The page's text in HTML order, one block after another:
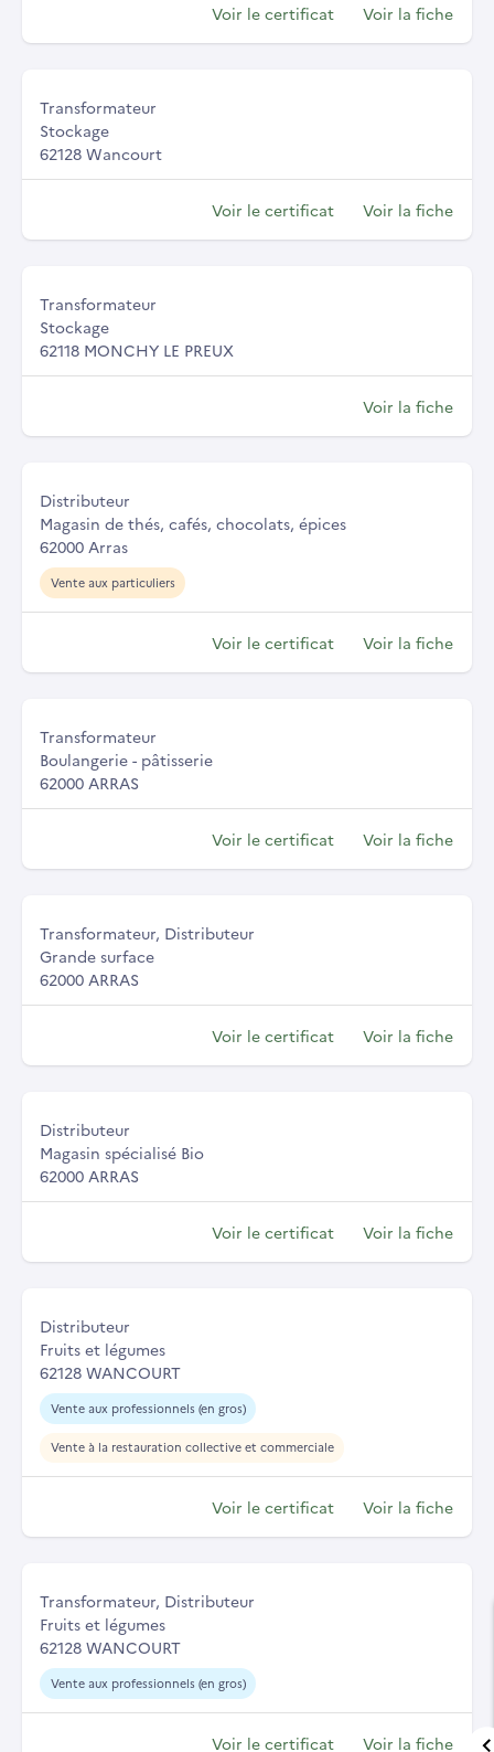
Voir le certificat Voir la fiche
Transformateur
Stockage
62128 Wancourt
Voir le certificat Voir la fiche
Transformateur
Stockage
62118 MONCHY LE PREUX
Voir la fiche
Distributeur
Magasin de thés, cafés, chocolats, épices
62000 Arras
Vente aux particuliers
Voir le certificat Voir la fiche
Transformateur
Boulangerie - pâtisserie
62000 ARRAS
Voir le certificat Voir la fiche
Transformateur, Distributeur
Grande surface
62000 ARRAS
Voir le certificat Voir la fiche
Distributeur
Magasin spécialisé Bio
62000 ARRAS
Voir le certificat Voir la fiche
Distributeur
Fruits et légumes
62128 WANCOURT
Vente aux professionnels (en gros)
Vente à la restauration collective et commerciale
Voir le certificat Voir la fiche
Transformateur, Distributeur
Fruits et légumes
62128 WANCOURT
Vente aux professionnels (en gros)
Voir le certificat Voir la fiche